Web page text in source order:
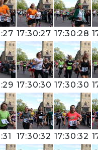
17:30:27 17:30:28
17:30:30 17:30:30
17:30:32 17:30:32